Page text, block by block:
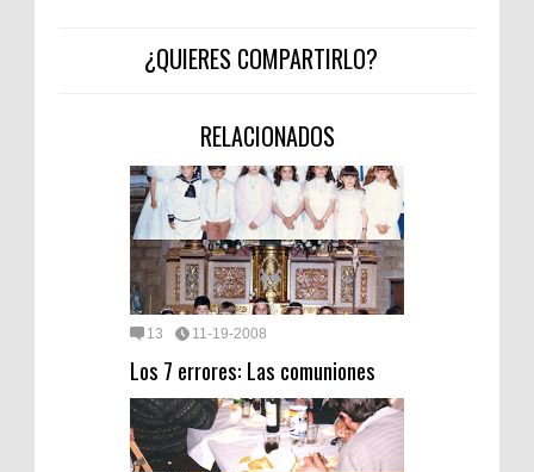
¿QUIERES COMPARTIRLO?
RELACIONADOS
13 11-19-2008
Los 7 errores: Las comuniones